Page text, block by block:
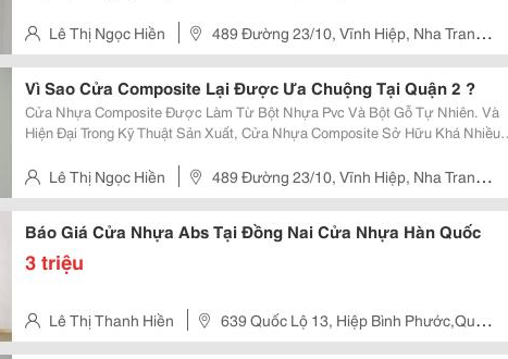
Trường, Thay Thế Các Loại Cửa Nhựa Truyền...
Lê Thị Ngọc Hiền
489 Đường 23/10, Vĩnh Hiệp, Nha Trang,
Khánh Hòa.
Vì Sao Cửa Composite Lại Được Ưa Chuộng Tại Quận 2 ?
Cửa Nhựa Composite Được Làm Từ Bột Nhựa Pvc Và Bột Gỗ Tự Nhiên. Và
Hiện Đại Trong Kỹ Thuật Sản Xuất, Cửa Nhựa Composite Sở Hữu Khá Nhiều
Trường, Thay Thế Các Loại Cửa Nhựa Truyền...
Lê Thị Ngọc Hiền
489 Đường 23/10, Vĩnh Hiệp, Nha Trang,
Khánh Hòa.
Báo Giá Cửa Nhựa Abs Tại Đồng Nai Cửa Nhựa Hàn Quốc
3 triệu
Lê Thị Thanh Hiền
639 Quốc Lộ 13, Hiệp Bình Phước,Quận
Thủ Đức,Tp.hcm